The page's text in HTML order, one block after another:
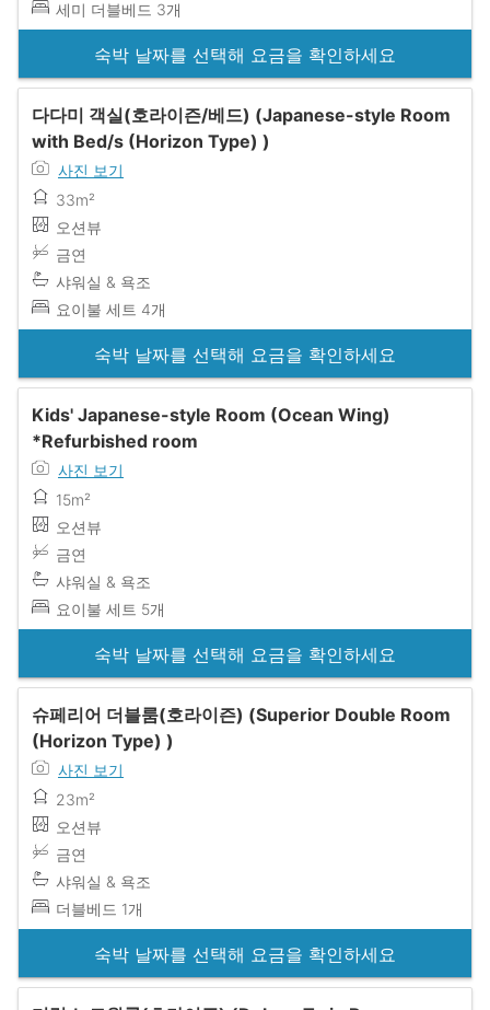
세미 더블베드 3개
숙박 날짜를 선택해 요금을 확인하세요
다다미 객실(호라이즌/베드) (Japanese-style Room
with Bed/s (Horizon Type) )
사진 보기
33m²
오션뷰
금연
샤워실 & 욕조
요이불 세트 4개
숙박 날짜를 선택해 요금을 확인하세요
Kids' Japanese-style Room (Ocean Wing)
*Refurbished room
사진 보기
15m²
오션뷰
금연
샤워실 & 욕조
요이불 세트 5개
숙박 날짜를 선택해 요금을 확인하세요
슈페리어 더블룸(호라이즌) (Superior Double Room
(Horizon Type) )
사진 보기
23m²
오션뷰
금연
샤워실 & 욕조
더블베드 1개
숙박 날짜를 선택해 요금을 확인하세요